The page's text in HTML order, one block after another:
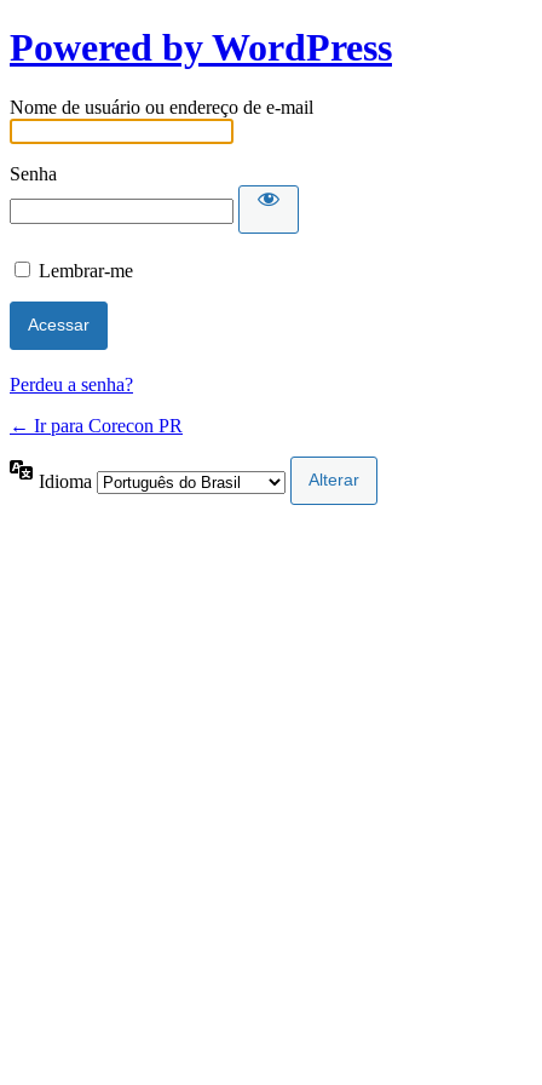
Powered by WordPress
Nome de usuário ou endereço de e-mail
Senha
Lembrar-me
Perdeu a senha?
← Ir para Corecon PR
Idioma